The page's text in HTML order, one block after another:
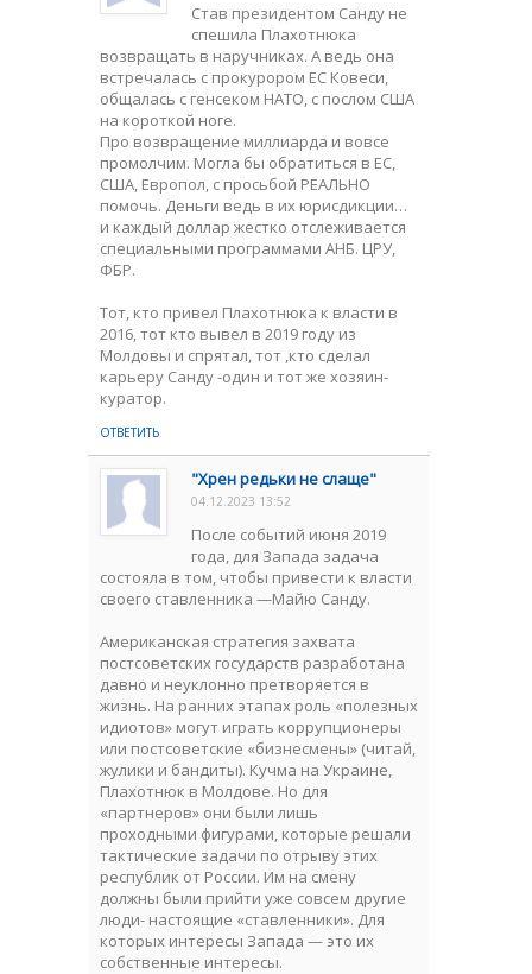
Став президентом Санду не
спешила Плахотнюка
возвращать в наручниках. А ведь она
встречалась с прокурором ЕС Ковеси,
общалась с генсеком НАТО, с послом США
на короткой ноге.
Про возвращение миллиарда и вовсе
промолчим. Могла бы обратиться в ЕС,
США, Европол, с просьбой РЕАЛЬНО
помочь. Деньги ведь в их юрисдикции…
и каждый доллар жестко отслеживается
специальными программами АНБ. ЦРУ,
ФБР.
Тот, кто привел Плахотнюка к власти в
2016, тот кто вывел в 2019 году из
Молдовы и спрятал, тот ,кто сделал
карьеру Санду -один и тот же хозяин-
куратор.
ОТВЕТИТЬ
"Хрен редьки не слаще"
04.12.2023 13:52
После событий июня 2019
года, для Запада задача
состояла в том, чтобы привести к власти
своего ставленника —Майю Санду.
Американская стратегия захвата
постсоветских государств разработана
давно и неуклонно претворяется в
жизнь. На ранних этапах роль «полезных
идиотов» могут играть корpупционеры
или постсоветские «бизнесмены» (читай,
жулики и бандиты). Кучма на Украине,
Плахотнюк в Молдове. Но для
«партнеров» они были лишь
проходными фигурами, которые решали
тактические задачи по отрыву этих
республик от России. Им на смену
должны были прийти уже совсем другие
люди- настоящие «ставленники». Для
которых интересы Запада — это их
собственные интересы.